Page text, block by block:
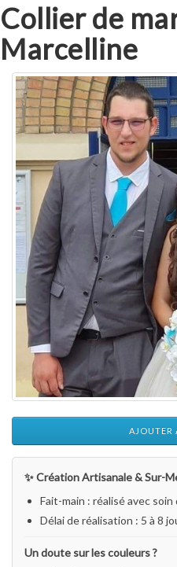
Collier de
Marcelline
AJOUTER
✨ Création Artisanale & Sur-
Fait-main : réalisé avec
Délai de réalisation : 5 à 8
Un doute sur les couleurs ?